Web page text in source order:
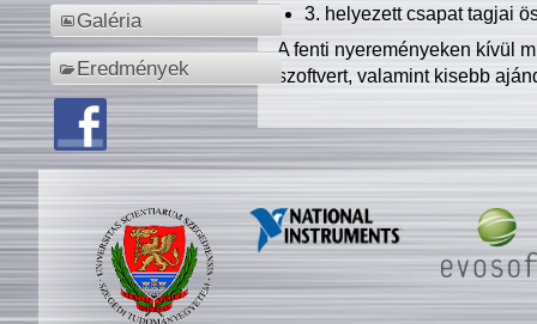
Galéria
Eredmények
3. helyezett csapat tagjai
A fenti nyereményeken kívül
szoftvert, valamint kisebb